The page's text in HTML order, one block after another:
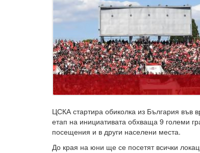
ЦСКА стартира обиколка из България във
етап на инициативата обхваща 9 големи
посещения и в други населени места.
До края на юни ще се посетят всички